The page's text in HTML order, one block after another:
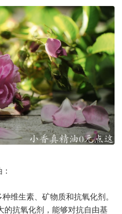
维生素、矿物质和抗氧化剂。
的抗氧化剂，能够对抗自由基